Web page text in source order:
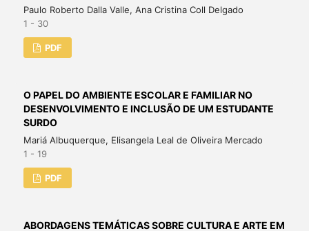
Paulo Roberto Dalla Valle, Ana Cristina Coll Delgado
1 - 30
PDF
O PAPEL DO AMBIENTE ESCOLAR E FAMILIAR NO
DESENVOLVIMENTO E INCLUSÃO DE UM ESTUDANTE
SURDO
Mariá Albuquerque, Elisangela Leal de Oliveira Mercado
1 - 19
PDF
ABORDAGENS TEMÁTICAS SOBRE CULTURA E ARTE EM